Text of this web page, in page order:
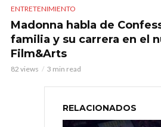
ENTRETENIMIENTO
Madonna habla de
familia y su carrera en el
Film&Arts
82 views 3 min read
RELACIONADOS